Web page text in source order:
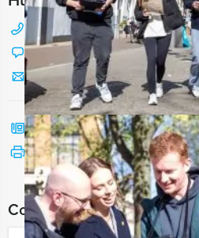
088 428 81 17
Chat met Jeroen
Stuur ons een mailtje
Bel mij terug
Bekijk printbare versie
Combineer dit uitje met: